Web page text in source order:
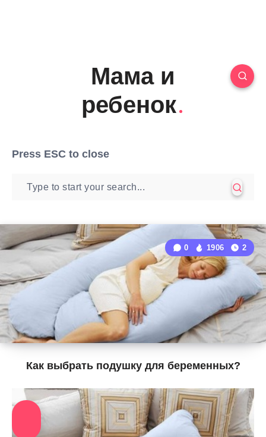
Мама и
ребенок
Press ESC to close
Как выбрать подушку для беременных?
0 1906 2